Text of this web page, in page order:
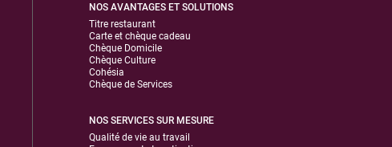
NOS AVANTAGES ET SOLUTIONS
Titre restaurant
Carte et chèque cadeau
Chèque Domicile
Chèque Culture
Cohésia
Chèque de Services
NOS SERVICES SUR MESURE
Qualité de vie au travail